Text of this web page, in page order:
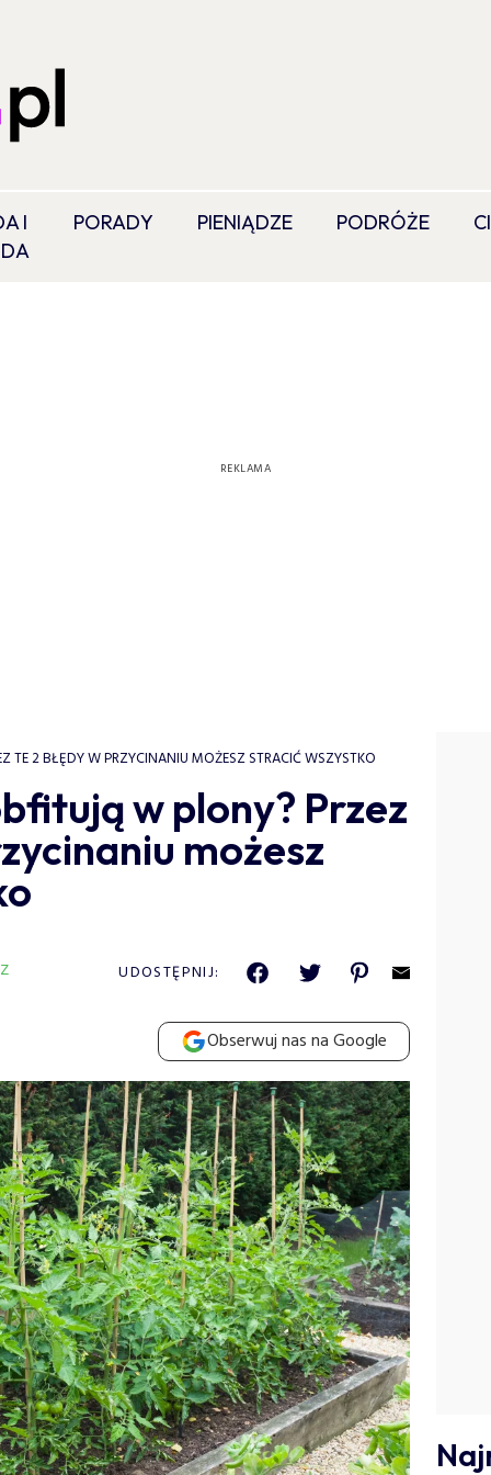
I
PORADY PIENIĄDZE PODRÓŻE
TE 2 BŁĘDY W PRZYCINANIU MOŻESZ STRACIĆ WSZYSTKO
w plony? Przez
możesz
UDOSTĘPNIJ:
Obserwuj nas na Google